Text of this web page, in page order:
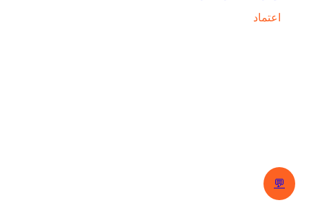
اعتماد
💬